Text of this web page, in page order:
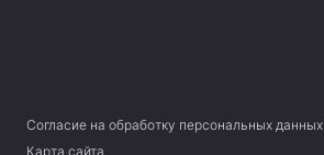
Согласие на обработку персональных данных
Карта сайта